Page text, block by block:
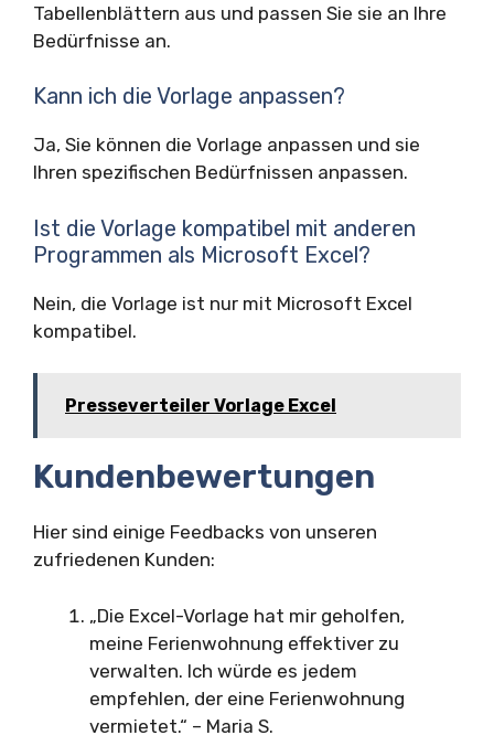
Tabellenblättern aus und passen Sie sie an Ihre
Bedürfnisse an.
Kann ich die Vorlage anpassen?
Ja, Sie können die Vorlage anpassen und sie
Ihren spezifischen Bedürfnissen anpassen.
Ist die Vorlage kompatibel mit anderen
Programmen als Microsoft Excel?
Nein, die Vorlage ist nur mit Microsoft Excel
kompatibel.
Presseverteiler Vorlage Excel
Kundenbewertungen
Hier sind einige Feedbacks von unseren
zufriedenen Kunden:
„Die Excel-Vorlage hat mir geholfen,
meine Ferienwohnung effektiver zu
verwalten. Ich würde es jedem
empfehlen, der eine Ferienwohnung
vermietet.“ – Maria S.